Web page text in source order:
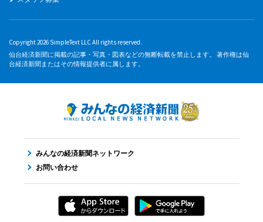
Copyright 2026 SimpleText LLC All rights reserved.
仙台経済新聞に掲載の記事・写真・図表などの無断転載を禁止します。 著作権は仙
台経済新聞またはその情報提供者に属します。
みんなの経済新聞ネットワーク
お問い合わせ